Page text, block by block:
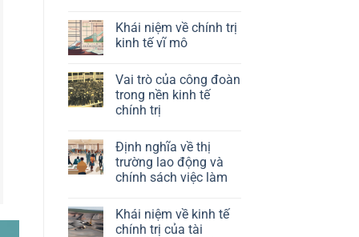
chính
sách
công
kinh
tế
chính
trị
bình
luận
ở
về
kinh
tế
chính
công
nghệ
Khái niệm về chính trị
kinh tế vĩ mô
bình
luận
ở
Khái
chính
trị
kinh
tế
vĩ
Vai trò của công đoàn
trong nền kinh tế
chính trị
bình
luận
ở
Vai
công
đoàn
trong
Định nghĩa về thị
trường lao động và
chính sách việc làm
bình
luận
Khái niệm về kinh tế
chính trị của tài